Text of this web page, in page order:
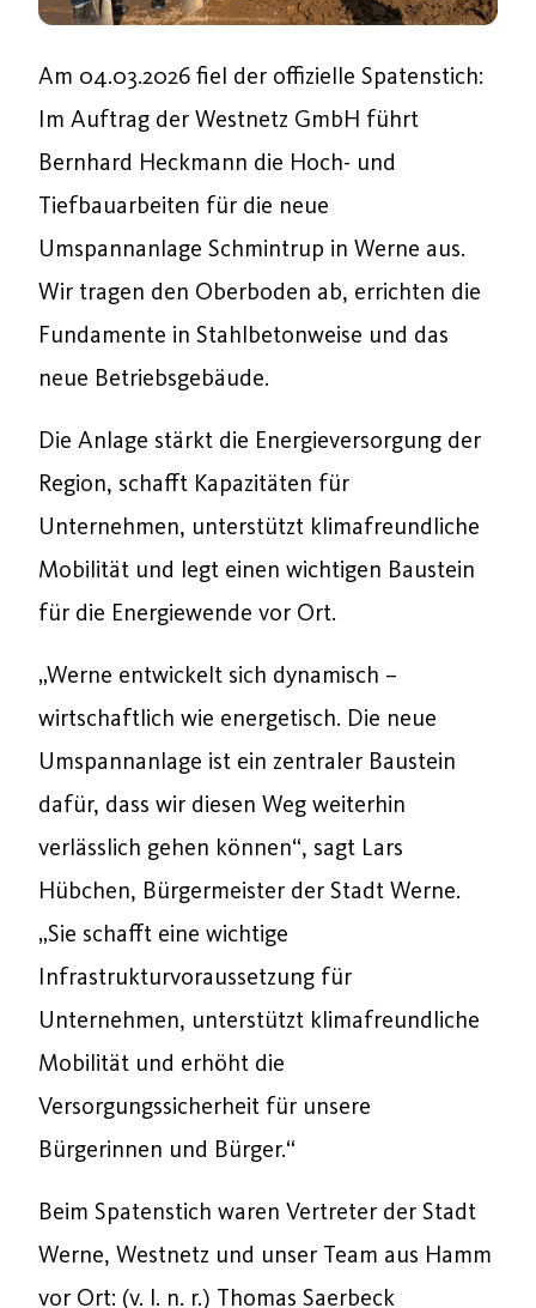
Am 04.03.2026 fiel der offizielle Spatenstich:
Im Auftrag der Westnetz GmbH führt
Bernhard Heckmann die Hoch- und
Tiefbauarbeiten für die neue
Umspannanlage Schmintrup in Werne aus.
Wir tragen den Oberboden ab, errichten die
Fundamente in Stahlbetonweise und das
neue Betriebsgebäude.
Die Anlage stärkt die Energieversorgung der
Region, schafft Kapazitäten für
Unternehmen, unterstützt klimafreundliche
Mobilität und legt einen wichtigen Baustein
für die Energiewende vor Ort.
„Werne entwickelt sich dynamisch –
wirtschaftlich wie energetisch. Die neue
Umspannanlage ist ein zentraler Baustein
dafür, dass wir diesen Weg weiterhin
verlässlich gehen können“, sagt Lars
Hübchen, Bürgermeister der Stadt Werne.
„Sie schafft eine wichtige
Infrastrukturvoraussetzung für
Unternehmen, unterstützt klimafreundliche
Mobilität und erhöht die
Versorgungssicherheit für unsere
Bürgerinnen und Bürger.“
Beim Spatenstich waren Vertreter der Stadt
Werne, Westnetz und unser Team aus Hamm
vor Ort: (v. l. n. r.) Thomas Saerbeck